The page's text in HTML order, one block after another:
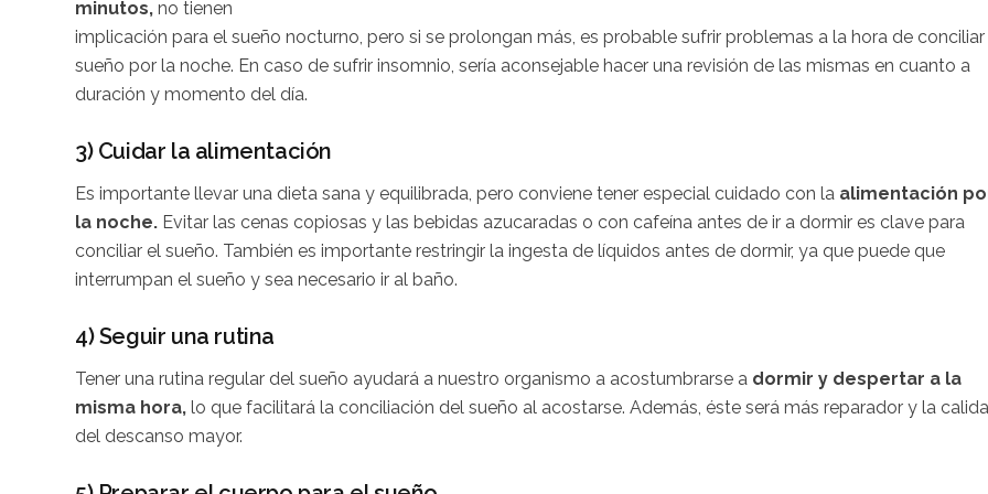
minutos, no tienen
implicación para el sueño nocturno, pero si se prolongan más, es probable sufrir problemas a la hora de conciliar
sueño por la noche. En caso de sufrir insomnio, sería aconsejable hacer una revisión de las mismas en cuanto a
duración y momento del día.
3) Cuidar la alimentación
Es importante llevar una dieta sana y equilibrada, pero conviene tener especial cuidado con la alimentación
la noche. Evitar las cenas copiosas y las bebidas azucaradas o con cafeína antes de ir a dormir es clave para
conciliar el sueño. También es importante restringir la ingesta de líquidos antes de dormir, ya que puede que
interrumpan el sueño y sea necesario ir al baño.
4) Seguir una rutina
Tener una rutina regular del sueño ayudará a nuestro organismo a acostumbrarse a dormir y despertar a la
misma hora, lo que facilitará la conciliación del sueño al acostarse. Además, éste será más reparador y la
del descanso mayor.